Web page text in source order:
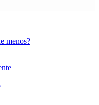
menos?